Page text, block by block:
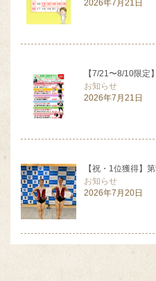
2026年7月21日
【7/21〜8/10限
お知らせ
2026年7月21日
【祝・1位獲得】
お知らせ
2026年7月20日